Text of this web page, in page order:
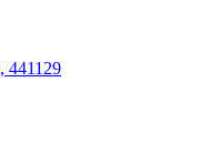
441129